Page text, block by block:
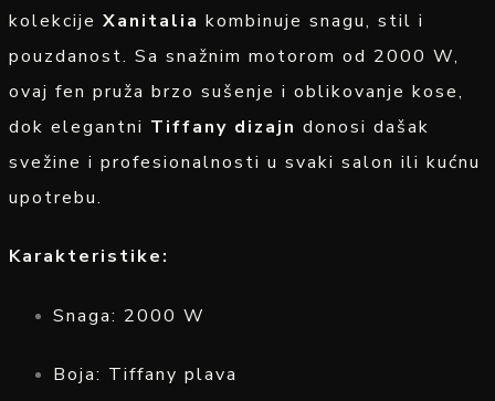
kolekcije Xanitalia kombinuje snagu, stil i
pouzdanost. Sa snažnim motorom od 2000 W,
ovaj fen pruža brzo sušenje i oblikovanje kose,
dok elegantni Tiffany dizajn donosi dašak
svežine i profesionalnosti u svaki salon ili kućnu
upotrebu.
Karakteristike:
Snaga: 2000 W
Boja: Tiffany plava